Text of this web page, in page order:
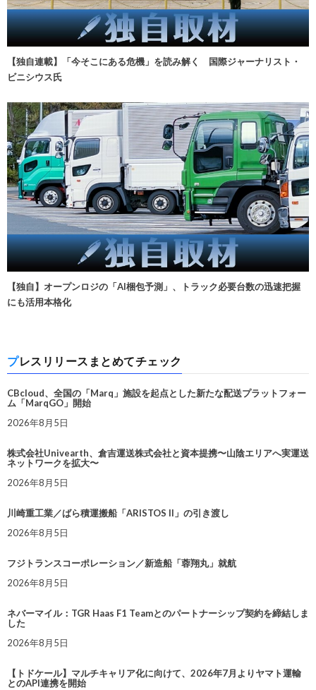
【独自連載】「今そこにある危機」を読み解く 国際ジャーナリスト・
ビニシウス氏
【独自】オープンロジの「AI梱包予測」、トラック必要台数の迅速把握
にも活用本格化
プレスリリースまとめてチェック
CBcloud、全国の「Marq」施設を起点とした新たな配送プラットフォー
ム「MarqGO」開始
2026年8月5日
株式会社Univearth、倉吉運送株式会社と資本提携〜山陰エリアへ実運送
ネットワークを拡大〜
2026年8月5日
川崎重工業／ばら積運搬船「ARISTOS II」の引き渡し
2026年8月5日
フジトランスコーポレーション／新造船「蓉翔丸」就航
2026年8月5日
ネバーマイル：TGR Haas F1 Teamとのパートナーシップ契約を締結しま
した
2026年8月5日
【トドケール】マルチキャリア化に向けて、2026年7月よりヤマト運輸
とのAPI連携を開始